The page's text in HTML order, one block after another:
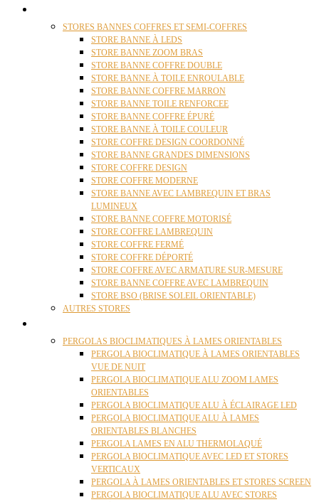
STORES BANNES COFFRES ET SEMI-COFFRES
STORE BANNE À LEDS
STORE BANNE ZOOM BRAS
STORE BANNE COFFRE DOUBLE
STORE BANNE À TOILE ENROULABLE
STORE BANNE COFFRE MARRON
STORE BANNE TOILE RENFORCEE
STORE BANNE COFFRE ÉPURÉ
STORE BANNE À TOILE COULEUR
STORE COFFRE DESIGN COORDONNÉ
STORE BANNE GRANDES DIMENSIONS
STORE COFFRE DESIGN
STORE COFFRE MODERNE
STORE BANNE AVEC LAMBREQUIN ET BRAS
LUMINEUX
STORE BANNE COFFRE MOTORISÉ
STORE COFFRE LAMBREQUIN
STORE COFFRE FERMÉ
STORE COFFRE DÉPORTÉ
STORE COFFRE AVEC ARMATURE SUR-MESURE
STORE BANNE COFFRE AVEC LAMBREQUIN
STORE BSO (BRISE SOLEIL ORIENTABLE)
AUTRES STORES
PERGOLAS BIOCLIMATIQUES À LAMES ORIENTABLES
PERGOLA BIOCLIMATIQUE À LAMES ORIENTABLES
VUE DE NUIT
PERGOLA BIOCLIMATIQUE ALU ZOOM LAMES
ORIENTABLES
PERGOLA BIOCLIMATIQUE ALU À ÉCLAIRAGE LED
PERGOLA BIOCLIMATIQUE ALU À LAMES
ORIENTABLES BLANCHES
PERGOLA LAMES EN ALU THERMOLAQUÉ
PERGOLA BIOCLIMATIQUE AVEC LED ET STORES
VERTICAUX
PERGOLA À LAMES ORIENTABLES ET STORES SCREEN
PERGOLA BIOCLIMATIQUE ALU AVEC STORES